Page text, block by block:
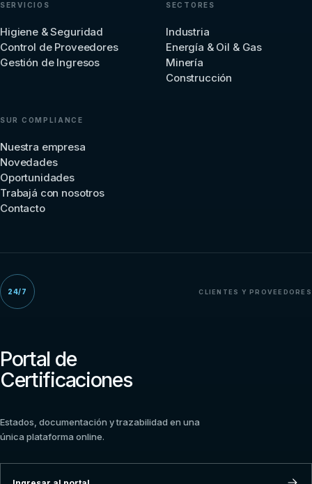
SERVICIOS
Higiene & Seguridad
Control de Proveedores
Gestión de Ingresos
SECTORES
Industria
Energía & Oil & Gas
Minería
Construcción
SUR COMPLIANCE
Nuestra empresa
Novedades
Oportunidades
Trabajá con nosotros
Contacto
24/7 CLIENTES Y PROVEEDORES
Portal de
Certificaciones
Estados, documentación y trazabilidad en una
única plataforma online.